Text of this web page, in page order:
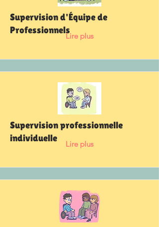
Supervision d'Équipe de
Professionnels
Lire plus
Supervision professionnelle
individuelle
Lire plus